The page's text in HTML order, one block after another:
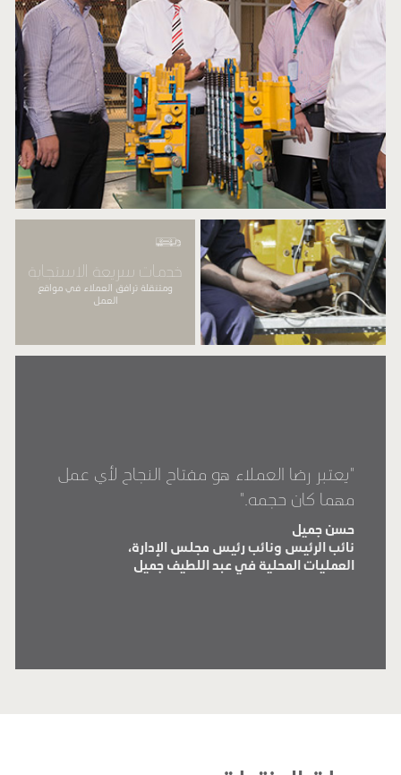
خدمات سريعة الاستجابة
ومتنقلة ترافق العملاء في مواقع
العمل
"يعتبر رضا العملاء هو مفتاح النجاح لأي عمل
مهما كان حجمه."
حسن جميل
نائب الرئيس ونائب رئيس مجلس الإدارة،
العمليات المحلية في عبد اللطيف جميل